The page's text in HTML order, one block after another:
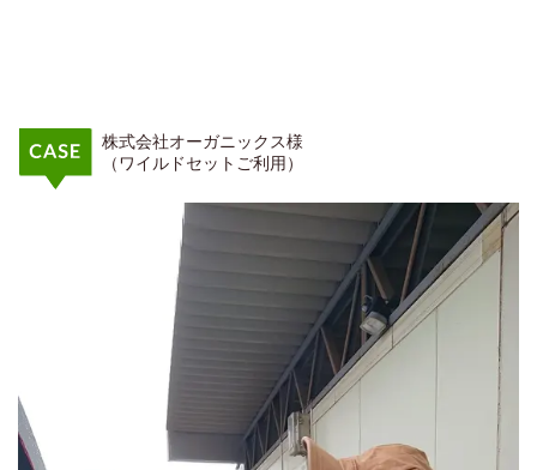
株式会社オーガニックス様
（ワイルドセットご利用）